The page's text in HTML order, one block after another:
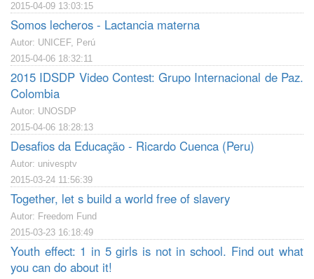
2015-04-09 13:03:15
Somos lecheros - Lactancia materna
Autor: UNICEF, Perú
2015-04-06 18:32:11
2015 IDSDP Video Contest: Grupo Internacional de Paz.
Colombia
Autor: UNOSDP
2015-04-06 18:28:13
Desafios da Educação - Ricardo Cuenca (Peru)
Autor: univesptv
2015-03-24 11:56:39
Together, let s build a world free of slavery
Autor: Freedom Fund
2015-03-23 16:18:49
Youth effect: 1 in 5 girls is not in school. Find out what
you can do about it!